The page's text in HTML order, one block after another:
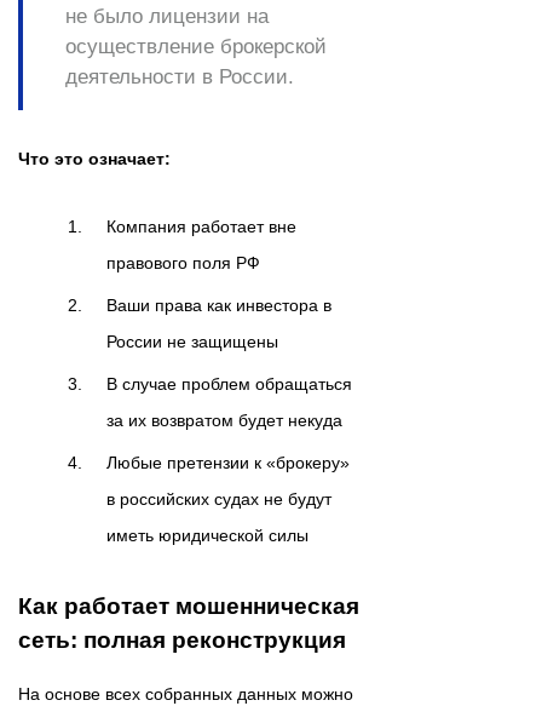
не было лицензии на
осуществление брокерской
деятельности в России.
Что это означает:
Компания работает вне
правового поля РФ
Ваши права как инвестора в
России не защищены
В случае проблем обращаться
за их возвратом будет некуда
Любые претензии к «брокеру»
в российских судах не будут
иметь юридической силы
Как работает мошенническая
сеть: полная реконструкция
На основе всех собранных данных можно